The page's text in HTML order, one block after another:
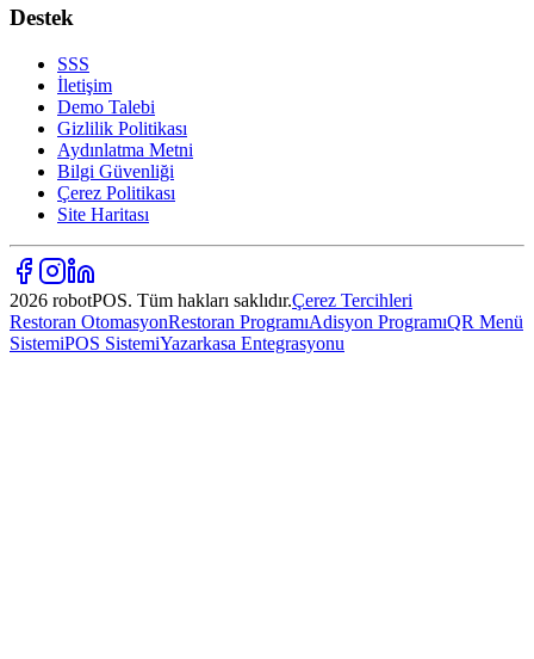
Destek
SSS
İletişim
Demo Talebi
Gizlilik Politikası
Aydınlatma Metni
Bilgi Güvenliği
Çerez Politikası
Site Haritası
2026 robotPOS. Tüm hakları saklıdır.Çerez Tercihleri
Restoran OtomasyonRestoran ProgramıAdisyon ProgramıQR Menü
SistemiPOS SistemiYazarkasa Entegrasyonu